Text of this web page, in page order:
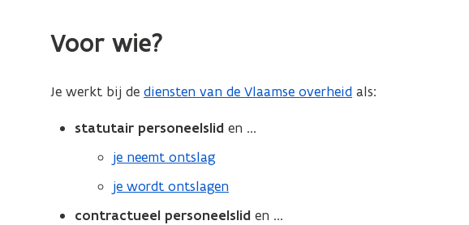
Voor wie?
Je werkt bij de diensten van de Vlaamse overheid als:
statutair personeelslid en ...
je neemt ontslag
je wordt ontslagen
contractueel personeelslid en ...